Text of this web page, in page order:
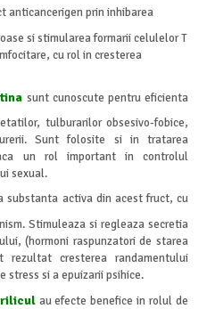
anticancerigen prin inhibarea
si stimularea formarii celulelor T
cu rol in cresterea
sunt cunoscute pentru eficienta
tulburarilor obsesivo-fobice,
Sunt folosite si in tratarea
un rol important in controlul
sexual.
substanta activa din acest fruct, cu
Stimuleaza si regleaza secretia
(hormoni raspunzatori de starea
cresterea randamentului
stress si a epuizarii psihice.
au efecte benefice in rolul de